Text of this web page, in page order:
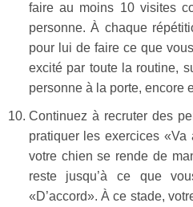
faire au moins 10 visites
personne. À chaque
pour lui de faire ce que
excité par toute la routine,
personne à la porte, encore
Continuez à recruter des
pratiquer les exercices «Va
votre chien se rende de
reste jusqu’à ce que
«D’accord». À ce stade,